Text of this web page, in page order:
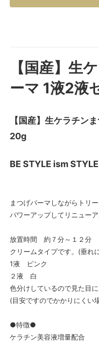
【国産】生
ーマ 1液2液
【国産】生ケラチン
20g
BE STYLE ism
まつげパーマしながらトリ
パワーアップしてリニュー
放置時間 約７分～１２分
クリームタイプです。(垂れ
1液 ピンク
２液 白
色分けしているので見た目
(目安ですのでかかりにくい
●特徴●
ケラチン美容液増量配合